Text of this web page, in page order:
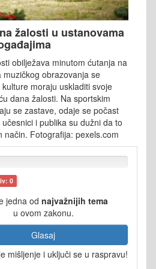
žalosti u ustanovama
obilježava minutom ćutanja na
obrazovanja se
moraju uskladiti svoje
dana žalosti. Na sportskim
se zastave, odaje se počast
i publika su dužni da to
način. Fotografija: pexels.com
0
jedna od najvažnijih tema
u ovom zakonu.
Glasaj
mišljenje i uključi se u raspravu!